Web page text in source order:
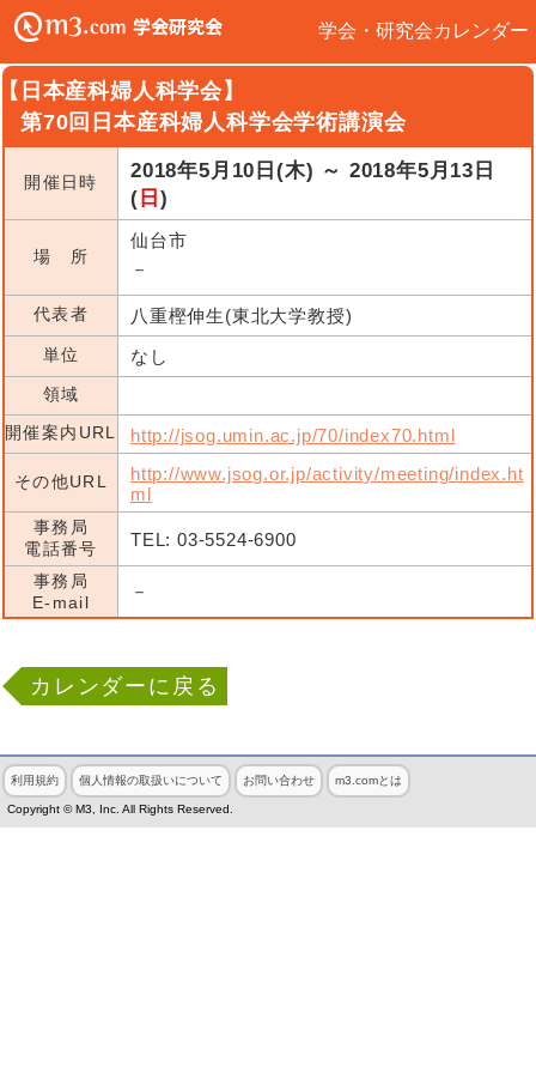
学会・研究会カレンダー
日本産科婦人科学会】
第70回日本産科婦人科学会学術講演会
開催日時
2018年5月10日(木) ～ 2018年5月13日
( 日 )
場 所
仙台市
－
代表者 八重樫伸生(東北大学教授)
単位 なし
領域
開催案内URL
http://jsog.umin.ac.jp/70/index70.html
その他URL
http://www.jsog.or.jp/activity/meeting/index.ht
ml
事務局
電話番号
TEL: 03-5524-6900
事務局
E-mail
－
カレンダーに戻る
利用規約 個人情報の取扱いについて お問い合わせ m3.comとは
Copyright © M3, Inc. All Rights Reserved.